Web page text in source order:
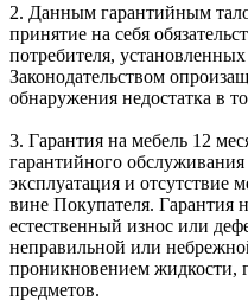
2. Данным гарантийным
принятие на себя
потребителя,
Законодательством
обнаружения недостатка в
3. Гарантия на мебель 12
гарантийного обслуживания
эксплуатация и отсутствие
вине Покупателя. Гарантия
естественный износ или
неправильной или
проникновением жидкости,
предметов.